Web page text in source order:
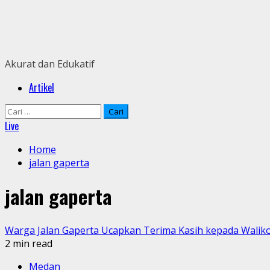
Akurat dan Edukatif
PrimaryArtikel
Cari
untuk:
Live
Home
jalan gaperta
jalan gaperta
Warga Jalan Gaperta Ucapkan Terima Kasih kepada
2 min read
Medan